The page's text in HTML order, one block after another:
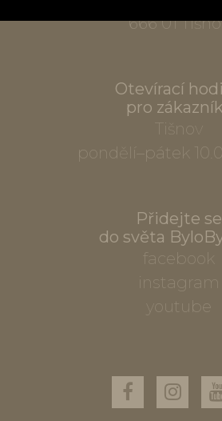
666 01
Otevírací
pro
Tišnov
pondělí–pátek
Přidejte se
do světa
facebook
instagram
youtube